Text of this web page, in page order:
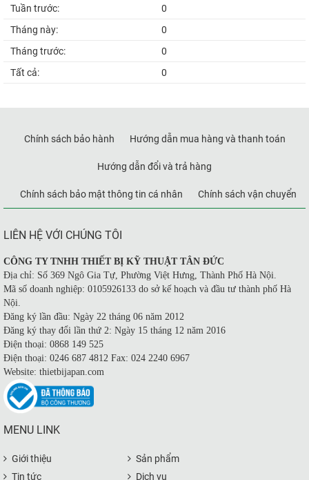
Tuần trước:
0
Tháng này:
0
Tháng trước:
0
Tất cả:
0
Chính sách bảo hành Hướng dẫn mua hàng và thanh toán
Hướng dẫn đổi và trả hàng
Chính sách bảo mật thông tin cá nhân Chính sách vận chuyển
LIÊN HỆ VỚI CHÚNG TÔI
CÔNG TY TNHH THIẾT BỊ KỸ THUẬT TÂN ĐỨC
Địa chỉ: Số 369 Ngô Gia Tự, Phường Việt Hưng, Thành Phố Hà Nội.
Mã số doanh nghiệp: 0105926133 do sở kế hoạch và đầu tư thành phố Hà
Nội.
Đăng ký lần đầu: Ngày 22 tháng 06 năm 2012
Đăng ký thay đổi lần thứ 2: Ngày 15 tháng 12 năm 2016
Điện thoại: 0868 149 525
Điện thoại: 0246 687 4812 Fax: 024 2240 6967
Website: thietbijapan.com
MENU LINK
Giới thiệu
Sản phẩm
Tin tức
Dịch vụ